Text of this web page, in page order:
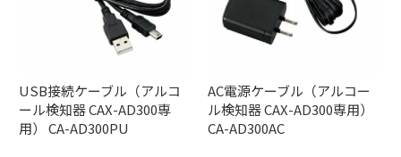
USB接続ケーブル（アルコ
ール検知器 CAX-AD300専
用） CA-AD300PU
AC電源ケーブル（アルコー
ル検知器 CAX-AD300専用）
CA-AD300AC